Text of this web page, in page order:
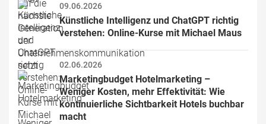
09.06.2026
Künstliche Intelligenz und ChatGPT richtig
verstehen: Online-Kurse mit Michael Maus
02.06.2026
Marketingbudget Hotelmarketing –
Weniger Kosten, mehr Effektivität: Wie
kontinuierliche Sichtbarkeit Hotels buchbar
macht